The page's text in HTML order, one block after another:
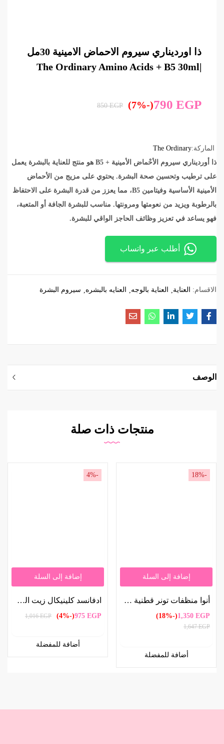
ذا اورديناري سيروم الاحماض الامينية 30مل
|The Ordinary Amino Acids + B5 30ml
790 EGP
(-7%)
850EGP
الماركة:The Ordinary
ذا أورديناري سيروم الأحْماض الأمينية + B5 هو منتج للعناية بالبشرة يعمل
على ترطيب وتحسين صحة البشرة. يحتوي على مزيج من الأحماض
الأمينية الأساسية وفيتامين B5، مما يعزز من قدرة البشرة على الاحتفاظ
بالرطوبة ويزيد من نعومتها ومرونتها. مناسب للبشرة الجافة أو المتعبة،
فهو يساعد في تعزيز وظائف الحاجز الواقي للبشرة.
أطلب عبر واتساب
الاقسام: العناية العناية بالوجه العنايه بالبشره سيروم البشرة
الوصف
منتجات ذات صلة
إضافة إلى السلة
-18%
أنوا منظفات تونر قطنية هارتليف %77 ( 70 قطعه ) | Anua Heartleaf 77% Cotton Toner Pads (70 Pieces)
1,350 EGP
(-18%)
1,647EGP
أضافة للمفضلة
إضافة إلى السلة
-4%
ادفانسد كلينيكال زيت الكركم لحل مشاكل البشرة 53 ملل | Advanced Clinicals Turmeric Oil for Skin Solutions 53ml
975 EGP
(-4%)
1,016EGP
أضافة للمفضلة